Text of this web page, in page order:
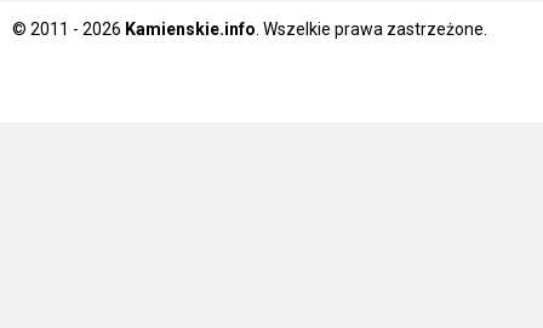
© 2011 - 2026 Kamienskie.info . Wszelkie prawa zastrzeżone.